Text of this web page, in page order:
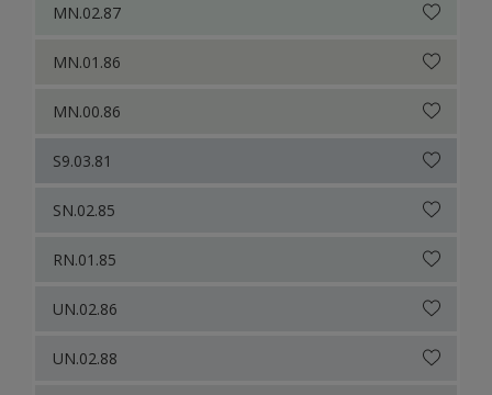
MN.02.87
MN.01.86
MN.00.86
S9.03.81
SN.02.85
RN.01.85
UN.02.86
UN.02.88